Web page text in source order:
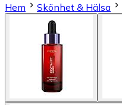
Hem
Skönhet & Hälsa